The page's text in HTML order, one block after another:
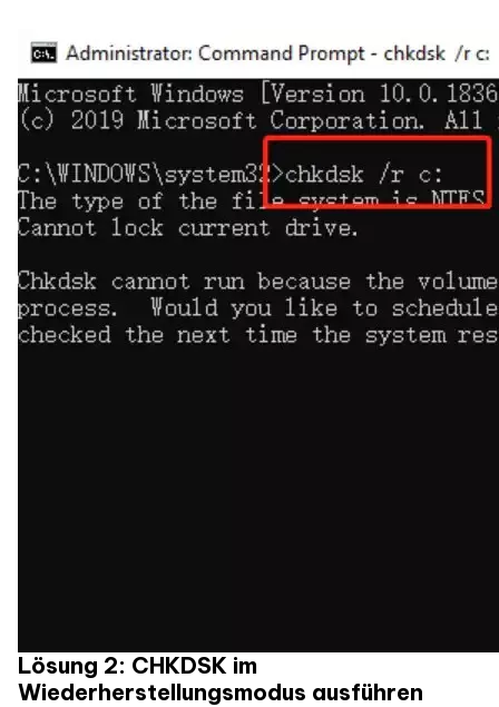
Lösung 2: CHKDSK im
Wiederherstellungsmodus ausführen